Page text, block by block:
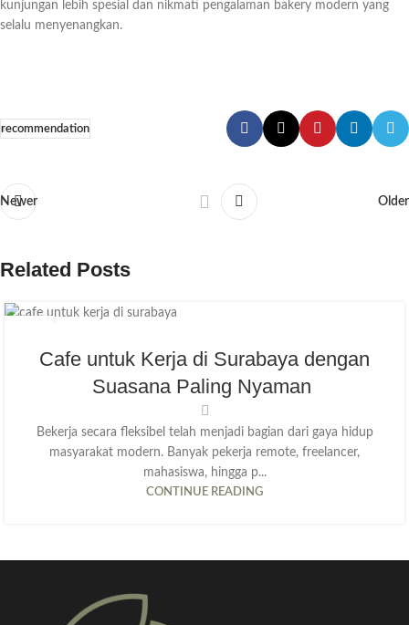
kunjungan lebih spesial dan nikmati pengalaman bakery modern yang
selalu menyenangkan.
recommendation
Newer Older
Related Posts
Cafe untuk Kerja di Surabaya dengan
Suasana Paling Nyaman
Bekerja secara fleksibel telah menjadi bagian dari gaya hidup
masyarakat modern. Banyak pekerja remote, freelancer,
mahasiswa, hingga p...
CONTINUE READING